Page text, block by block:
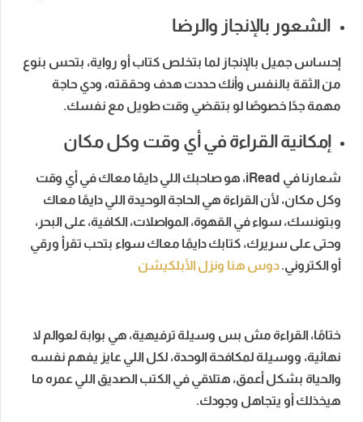
الشعور بالإنجاز والرضا
إحساس جميل بالإنجاز لما بتخلص كتاب أو رواية، بتحس بنوع
من الثقة بالنفس وأنك حددت هدف وحققته، ودي حاجة
مهمة جدًا خصوصًا لو بتقضي وقت طويل مع نفسك.
إمكانية القراءة في أي وقت وكل مكان
شعارنا في iRead، هو صاحبك اللي دايمًا معاك في أي وقت
وكل مكان، لأن القراءة هي الحاجة الوحيدة اللي دايمًا معاك
وبتونسك، سواء في القهوة، المواصلات، الكافية، على البحر،
وحتى على سريرك، كتابك دايمًا معاك سواء بتحب تقرأ ورقي
أو الكتروني.دوس هنا ونزل الأبلكيشن
ختامًا، القراءة مش بس وسيلة ترفيهية، هي بوابة لعوالم لا
نهائية، ووسيلة لمكافحة الوحدة، لكل اللي عايز يفهم نفسه
والحياة بشكل أعمق، هتلاقي في الكتب الصديق اللي عمره ما
هيخذلك أو يتجاهل وجودك.